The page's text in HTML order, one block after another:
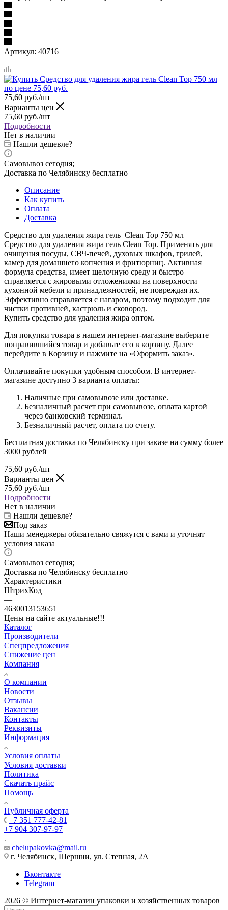
Артикул: 40716
75,60 руб./шт
Варианты цен
75,60 руб./шт
Подробности
Нет в наличии
Нашли дешевле?
Самовывоз сегодня;
Доставка по Челябинску бесплатно
Описание
Как купить
Оплата
Доставка
Средство для удаления жира гель Clean Top 750 мл
Средство для удаления жира гель Clean Top. Применять для
очищения посуды, СВЧ-печей, духовых шкафов, грилей,
камер для домашнего копчения и фритюрниц. Активная
формула средства, имеет щелочную среду и быстро
справляется с жировыми отложениями на поверхности
кухонной мебели и принадлежностей, не повреждая их.
Эффективно справляется с нагаром, поэтому подходит для
чистки противней, кастрюль и сковород.
Купить средство для удаления жира оптом.
Для покупки товара в нашем интернет-магазине выберите
понравившийся товар и добавьте его в корзину. Далее
перейдите в Корзину и нажмите на «Оформить заказ».
Оплачивайте покупки удобным способом. В интернет-
магазине доступно 3 варианта оплаты:
Наличные при самовывозе или доставке.
Безналичный расчет при самовывозе, оплата картой
через банковский терминал.
Безналичный расчет, оплата по счету.
Бесплатная доставка по Челябинску при заказе на сумму более
3000 рублей
75,60 руб./шт
Варианты цен
75,60 руб./шт
Подробности
Нет в наличии
Нашли дешевле?
Под заказ
Наши менеджеры обязательно свяжутся с вами и уточнят
условия заказа
Самовывоз сегодня;
Доставка по Челябинску бесплатно
Характеристики
ШтрихКод
—
4630013153651
Цены на сайте актуальные!!!
Каталог
Производители
Спецпредложения
Снижение цен
Компания
О компании
Новости
Отзывы
Вакансии
Контакты
Реквизиты
Информация
Условия оплаты
Условия доставки
Политика
Скачать прайс
Помощь
Публичная оферта
+7 351 777-42-81
+7 904 307-97-97
chelupakovka@mail.ru
г. Челябинск, Шершни, ул. Степная, 2А
Вконтакте
Telegram
2026 © Интернет-магазин упаковки и хозяйственных товаров